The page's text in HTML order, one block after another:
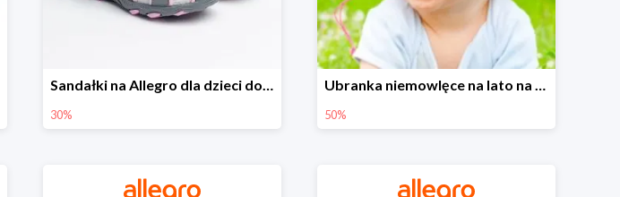
Sandałki na Allegro dla dzieci do -30%
30%
Ubranka niemowlęce na lato na Allegro do -50%
50%